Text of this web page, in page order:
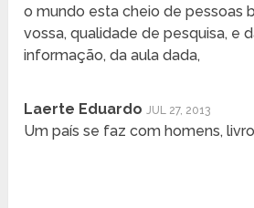
o mundo esta cheio de pessoas
vossa, qualidade de pesquisa, e
informação, da aula dada,
Laerte Eduardo JUL 27, 2013
Um país se faz com homens,